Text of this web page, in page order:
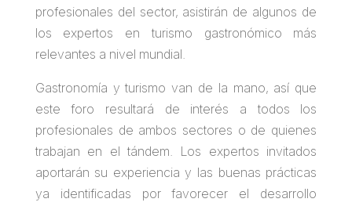
profesionales del sector, asistirán de algunos de
los expertos en turismo gastronómico más
relevantes a nivel mundial.
Gastronomía y turismo van de la mano, así que
este foro resultará de interés a todos los
profesionales de ambos sectores o de quienes
trabajan en el tándem. Los expertos invitados
aportarán su experiencia y las buenas prácticas
ya identificadas por favorecer el desarrollo